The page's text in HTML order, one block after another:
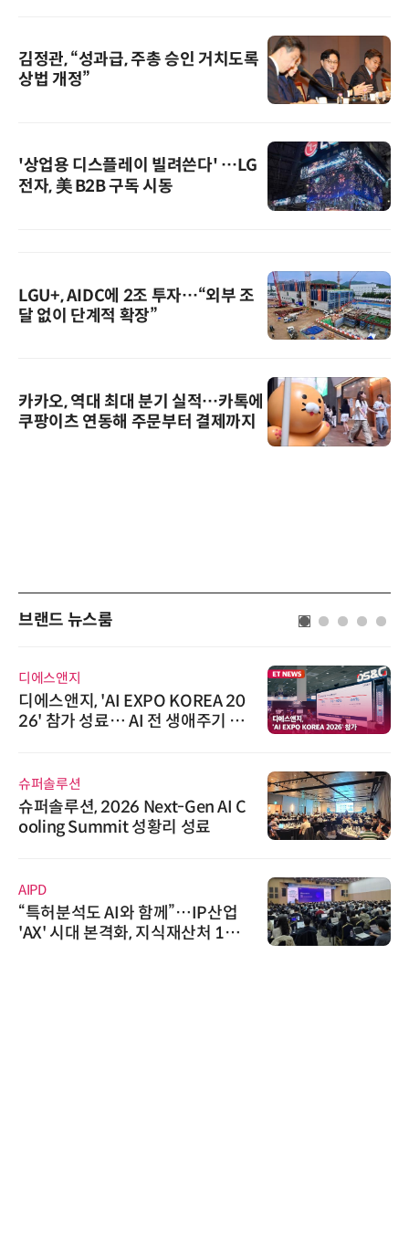
김정관, “성과급, 주총 승인 거치도록
상법 개정”
'상업용 디스플레이 빌려쓴다' …LG
전자, 美 B2B 구독 시동
LGU+, AIDC에 2조 투자…“외부 조
달 없이 단계적 확장”
카카오, 역대 최대 분기 실적…카톡에
쿠팡이츠 연동해 주문부터 결제까지
브랜드 뉴스룸
디에스앤지
디에스앤지, 'AI EXPO KOREA 20
26' 참가 성료… AI 전 생애주기 아
슈퍼솔루션
슈퍼솔루션, 2026 Next-Gen AI C
ooling Summit 성황리 성료
AIPD
“특허분석도 AI와 함께”…IP산업
'AX' 시대 본격화, 지식재산처 1호